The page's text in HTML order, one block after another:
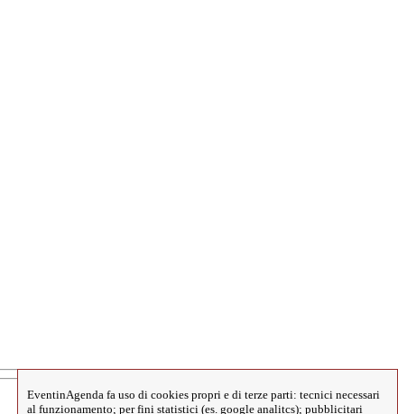
EventinAgenda fa uso di cookies propri e di terze parti: tecnici necessari
al funzionamento; per fini statistici (es. google analitcs); pubblicitari